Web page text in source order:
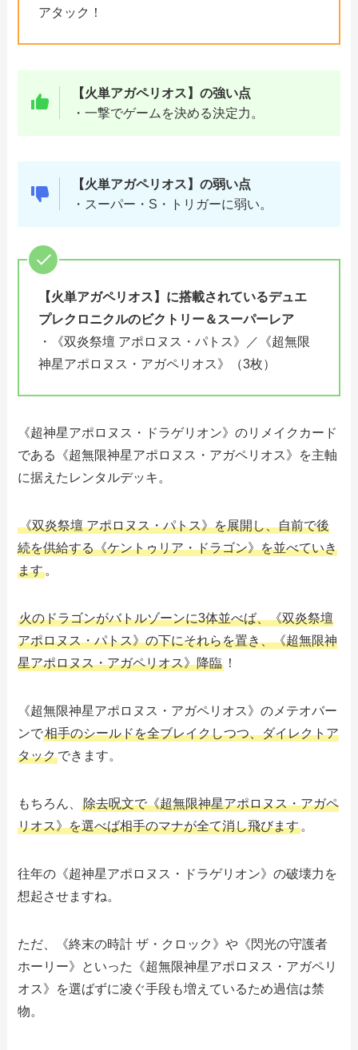
アタック！
【火単アガペリオス】の強い点
・一撃でゲームを決める決定力。
【火単アガペリオス 】の弱い点
・スーパー・S・トリガーに弱い。
【火単アガペリオス 】に搭載されているデュエ
プレクロニクルのビクトリー＆スーパーレア
・《双炎祭壇 アポロヌス・パトス》／《超無限
神星アポロヌス・アガペリオス》（3枚）
《超神星アポロヌス・ドラゲリオン》のリメイクカード
である《超無限神星アポロヌス・アガペリオス》を主軸
に据えたレンタルデッキ。
《双炎祭壇 アポロヌス・パトス》を展開し、自前で後
続を供給する《ケントゥリア・ドラゴン》を並べていき
ます 。
火のドラゴンがバトルゾーンに3体並べば、《双炎祭壇
アポロヌス・パトス》の下にそれらを置き、《超無限神
星アポロヌス・アガペリオス》降臨 ！
《超無限神星アポロヌス・アガペリオス》のメテオバー
ンで相手のシールドを全ブレイクしつつ、ダイレクトア
タックできます。
もちろん、除去呪文で《超無限神星アポロヌス・アガペ
リオス》を選べば相手のマナが全て消し飛びます 。
往年の《超神星アポロヌス・ドラゲリオン》の破壊力を
想起させますね。
ただ、《終末の時計 ザ・クロック》や《閃光の守護者
ホーリー》といった《超無限神星アポロヌス・アガペリ
オス》を選ばずに凌ぐ手段も増えているため過信は禁
物。